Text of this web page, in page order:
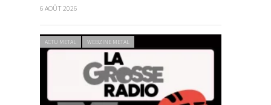
6 AOÛT 2026
ACTU METAL WEBZINE METAL